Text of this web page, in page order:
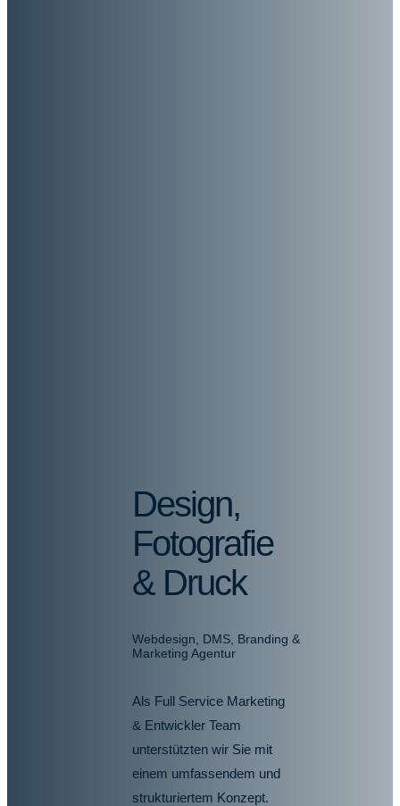
Design,
Fotografie
& Druck
Webdesign, DMS, Branding &
Marketing Agentur
Als Full Service Marketing
& Entwickler Team
unterstützten wir Sie mit
einem umfassendem und
strukturiertem Konzept.